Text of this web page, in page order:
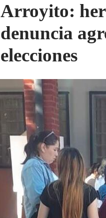
Arroyito:
denuncia
elecciones